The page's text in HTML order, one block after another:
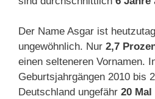
Der Name Asgar ist
ungewöhnlich. Nur 2,7
einen selteneren Vornamen.
Geburtsjahrgängen 2010 bis
Deutschland ungefähr 20 Mal